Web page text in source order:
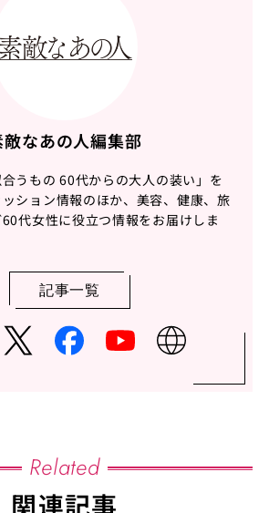
敵なあの人編集部
合うもの 60代からの大人の装い」を
ション情報のほか、美容、健康、旅
代女性に役立つ情報をお届けしま
記事一覧
Related
関連記事